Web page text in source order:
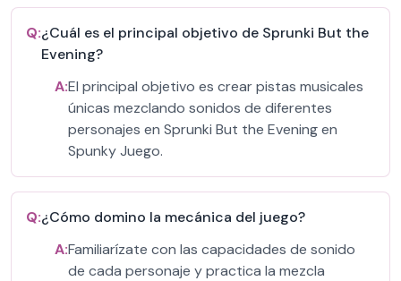
Q:¿Cuál es el principal objetivo de Sprunki But the
Evening?
A:El principal objetivo es crear pistas musicales
únicas mezclando sonidos de diferentes
personajes en Sprunki But the Evening en
Spunky Juego.
Q:¿Cómo domino la mecánica del juego?
A:Familiarízate con las capacidades de sonido
de cada personaje y practica la mezcla